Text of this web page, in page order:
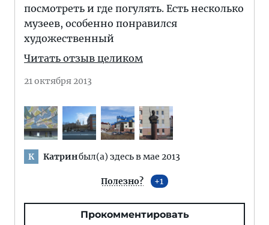
посмотреть и где погулять. Есть несколько
музеев, особенно понравился
художественный
Читать отзыв целиком
21 октября 2013
К Катринбыл(а) здесь в мае 2013
Полезно? 1
Прокомментировать